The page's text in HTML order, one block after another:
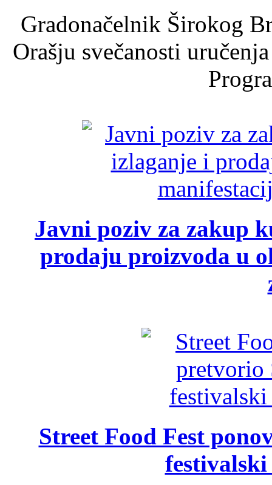
Gradonačelnik Širokog
Orašju svečanosti
Javni poziv za zakup
prodaju proizvoda u
Street Food Fest